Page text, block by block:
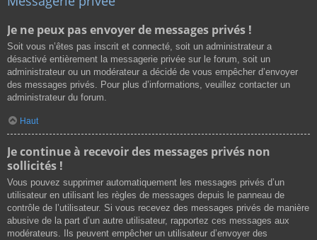
Je ne peux pas envoyer de messages privés !
Soit vous n’êtes pas inscrit et connecté, soit un administrateur a
désactivé entièrement la messagerie privée sur le forum, soit un
administrateur ou un modérateur a décidé de vous empêcher d’envoyer
des messages privés. Pour plus d’informations, veuillez contacter un
administrateur du forum.
Haut
Je continue à recevoir des messages privés non
sollicités !
Vous pouvez supprimer automatiquement les messages privés d’un
utilisateur en utilisant les règles de messages depuis le panneau de
contrôle de l’utilisateur. Si vous recevez des messages privés de manière
abusive de la part d’un autre utilisateur, rapportez ces messages aux
modérateurs. Ils peuvent empêcher un utilisateur d’envoyer des